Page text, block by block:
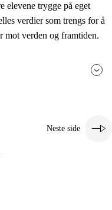
elevene trygge på eget
verdier som trengs for å
mot verden og framtiden.
Neste side